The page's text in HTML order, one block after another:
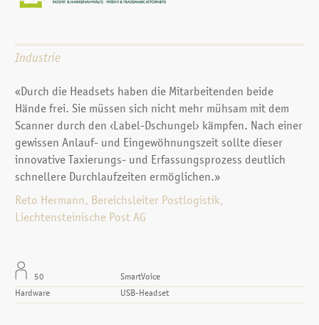
Industrie
«Durch die Headsets haben die Mitarbeitenden beide
Hände frei. Sie müssen sich nicht mehr mühsam mit dem
Scanner durch den ‹Label-Dschungel› kämpfen. Nach einer
gewissen Anlauf- und Eingewöhnungszeit sollte dieser
innovative Taxierungs- und Erfassungsprozess deutlich
schnellere Durchlaufzeiten ermöglichen.»
Reto Hermann, Bereichsleiter Postlogistik,
Liechtensteinische Post AG
50
SmartVoice
Hardware
USB-Headset